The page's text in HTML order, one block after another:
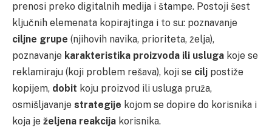
prenosi preko digitalnih medija i štampe. Postoji šest
ključnih elemenata kopirajtinga i to su: poznavanje
ciljne grupe (njihovih navika, prioriteta, želja),
poznavanje karakteristika proizvoda ili usluga koje se
reklamiraju (koji problem rešava), koji se cilj postiže
kopijem, dobit koju proizvod ili usluga pruža,
osmišljavanje strategije kojom se dopire do korisnika i
koja je željena reakcija korisnika.